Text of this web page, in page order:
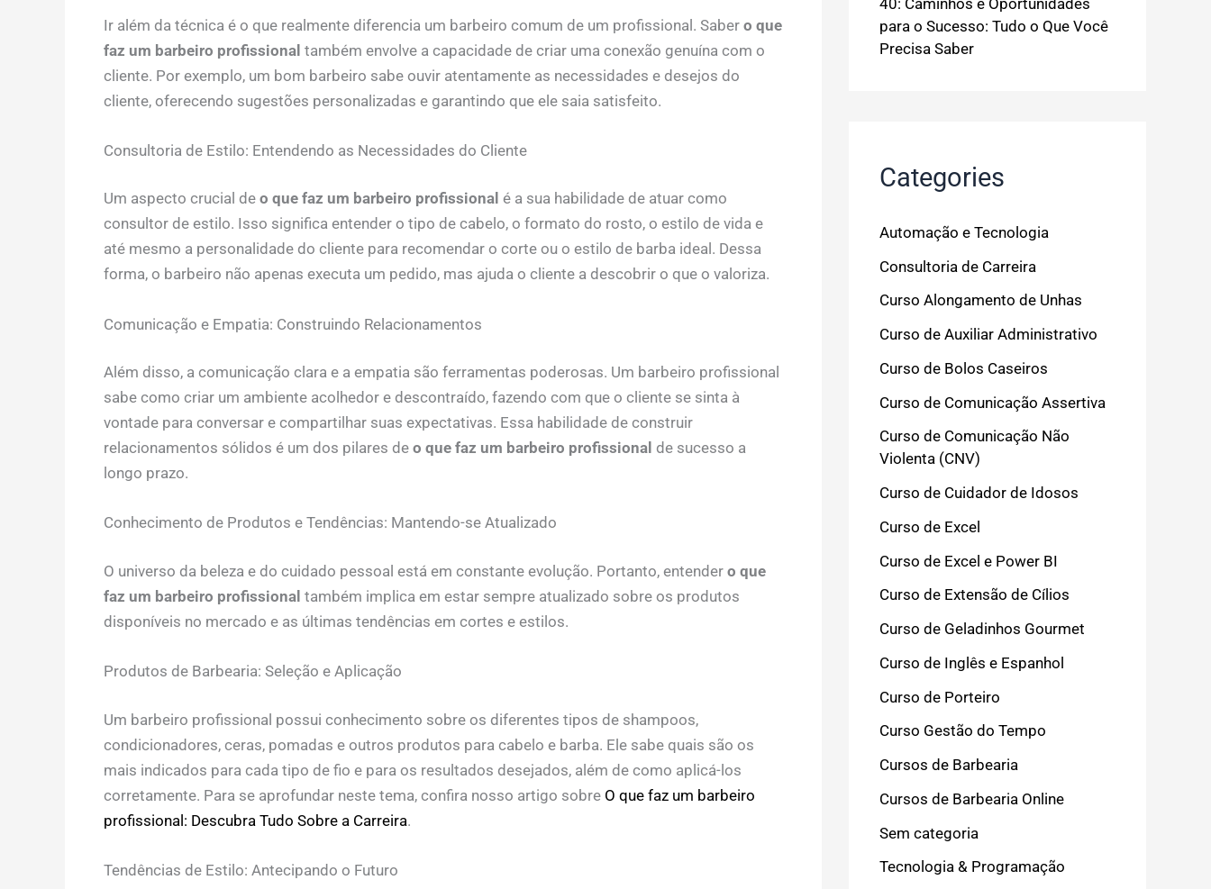
Ir além da técnica é o que realmente diferencia um barbeiro comum de um profissional. Saber o que
faz um barbeiro profissional também envolve a capacidade de criar uma conexão genuína com o
cliente. Por exemplo, um bom barbeiro sabe ouvir atentamente as necessidades e desejos do
cliente, oferecendo sugestões personalizadas e garantindo que ele saia satisfeito.
Consultoria de Estilo: Entendendo as Necessidades do Cliente
Um aspecto crucial de o que faz um barbeiro profissional é a sua habilidade de atuar como
consultor de estilo. Isso significa entender o tipo de cabelo, o formato do rosto, o estilo de vida e
até mesmo a personalidade do cliente para recomendar o corte ou o estilo de barba ideal. Dessa
forma, o barbeiro não apenas executa um pedido, mas ajuda o cliente a descobrir o que o valoriza.
Comunicação e Empatia: Construindo Relacionamentos
Além disso, a comunicação clara e a empatia são ferramentas poderosas. Um barbeiro profissional
sabe como criar um ambiente acolhedor e descontraído, fazendo com que o cliente se sinta à
vontade para conversar e compartilhar suas expectativas. Essa habilidade de construir
relacionamentos sólidos é um dos pilares de o que faz um barbeiro profissional de sucesso a
longo prazo.
Conhecimento de Produtos e Tendências: Mantendo-se Atualizado
O universo da beleza e do cuidado pessoal está em constante evolução. Portanto, entender o que
faz um barbeiro profissional também implica em estar sempre atualizado sobre os produtos
disponíveis no mercado e as últimas tendências em cortes e estilos.
Produtos de Barbearia: Seleção e Aplicação
Um barbeiro profissional possui conhecimento sobre os diferentes tipos de shampoos,
condicionadores, ceras, pomadas e outros produtos para cabelo e barba. Ele sabe quais são os
mais indicados para cada tipo de fio e para os resultados desejados, além de como aplicá-los
corretamente. Para se aprofundar neste tema, confira nosso artigo sobre O que faz um barbeiro
profissional: Descubra Tudo Sobre a Carreira.
Tendências de Estilo: Antecipando o Futuro
para o Sucesso: Tudo o Que Você
Precisa Saber
Categories
Automação e Tecnologia
Consultoria de Carreira
Curso Alongamento de Unhas
Curso de Auxiliar Administrativo
Curso de Bolos Caseiros
Curso de Comunicação Assertiva
Curso de Comunicação Não
Violenta (CNV)
Curso de Cuidador de Idosos
Curso de Excel
Curso de Excel e Power BI
Curso de Extensão de Cílios
Curso de Geladinhos Gourmet
Curso de Inglês e Espanhol
Curso de Porteiro
Curso Gestão do Tempo
Cursos de Barbearia
Cursos de Barbearia Online
Sem categoria
Tecnologia & Programação